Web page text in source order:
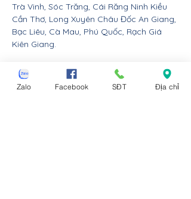
Trà Vinh, Sóc Trăng, Cái Răng Ninh Kiều
Cần Thơ, Long Xuyên Châu Đốc An Giang,
Bạc Liêu, Cà Mau, Phú Quốc, Rạch Giá
Kiên Giang.
Nội thất Linco giao hàng cho các huyện,
thị xã tx, tp thành phố tỉnh thành từ Đà
Nẵng trở ra bắc: Thừa Thiên Huế, Đồng
Zalo Facebook SĐT Địa chỉ